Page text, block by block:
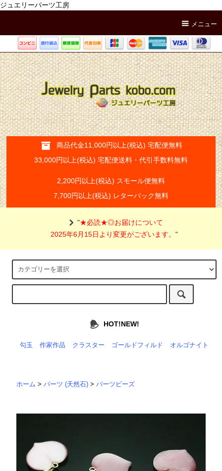
ジュエリーパーツ工房
メニュー
商品代金11,000円以上(税込) 宅配便無料
33,000円以上(税込) 宅配便送料・代引手数料無料
2,200円以上(税込) スモール便無料
7,700円以上(税込) レターパック無料
"★必読★◎お届けについて
2025年6月15日より変更がございます。"
HOT!NEW!
勾玉 作家作品 クラスター ゴールドフィルド オルゴナイト
ホーム >パーツ (天然石) >パーツビーズ